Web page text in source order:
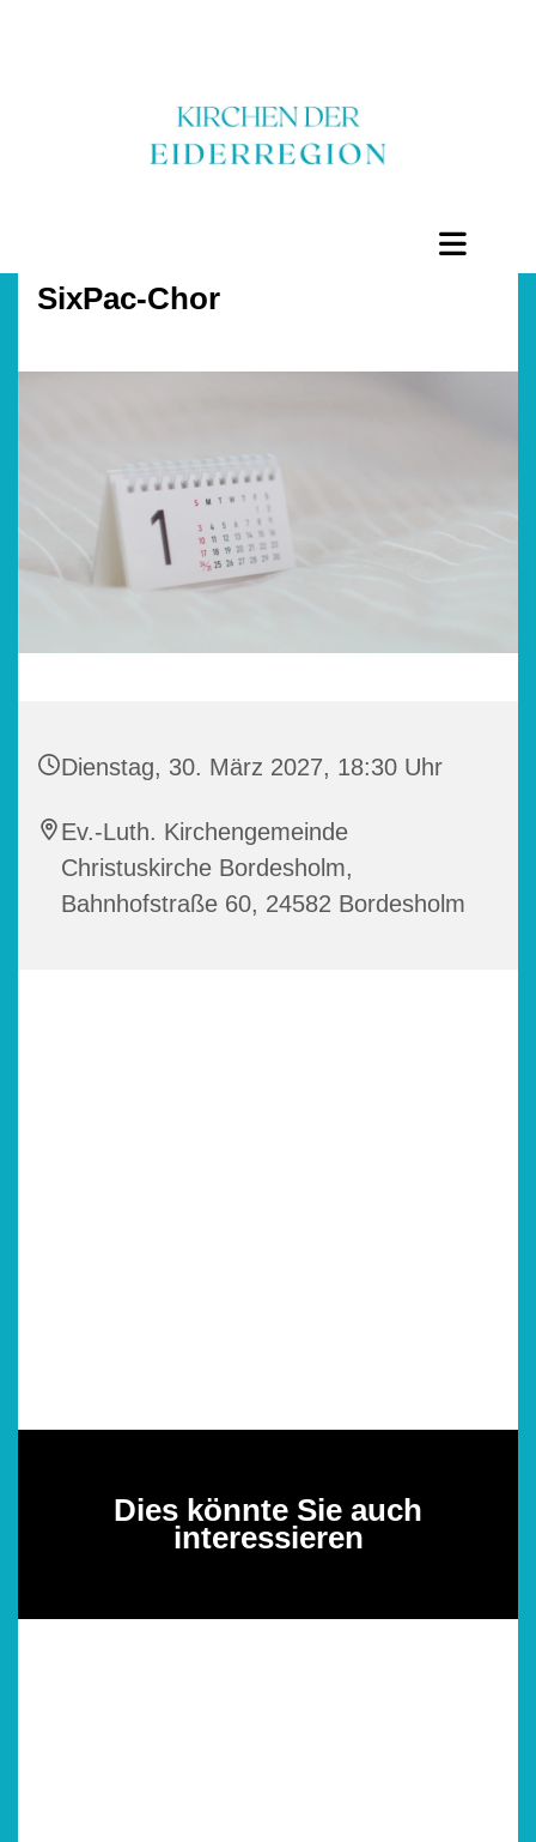
SixPac-Chor
Dienstag, 30. März 2027, 18:30 Uhr
Ev.-Luth. Kirchengemeinde
Christuskirche Bordesholm,
Bahnhofstraße 60, 24582 Bordesholm
Dies könnte Sie auch
interessieren